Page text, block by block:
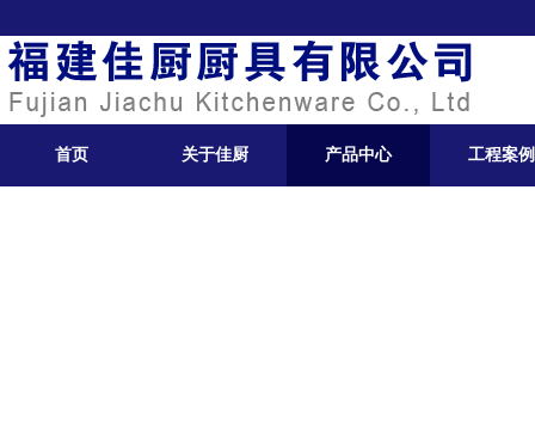
首页 关于佳厨 产品中心 工程案例